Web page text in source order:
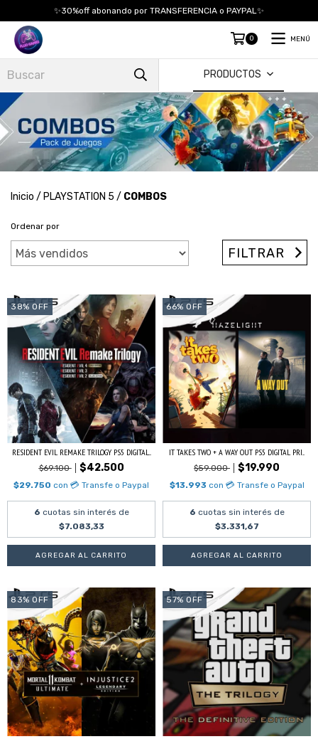
✨30%off abonando por TRANSFERENCIA o PAYPAL✨
0 MENÚ
PRODUCTOS
Inicio / PLAYSTATION 5 / COMBOS
Ordenar por
FILTRAR
38% OFF
RESIDENT EVIL REMAKE TRILOGY PS5 DIGITAL...
$69.100 $42.500
$29.750 con 💳 Transfe o Paypal
6 cuotas sin interés de
$7.083,33
66% OFF
IT TAKES TWO + A WAY OUT PS5 DIGITAL PRI...
$59.000 $19.990
$13.993 con 💳 Transfe o Paypal
6 cuotas sin interés de
$3.331,67
83% OFF 57% OFF